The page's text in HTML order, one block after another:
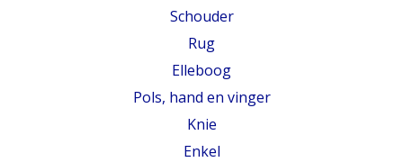
Schouder
Rug
Elleboog
Pols, hand en vinger
Knie
Enkel